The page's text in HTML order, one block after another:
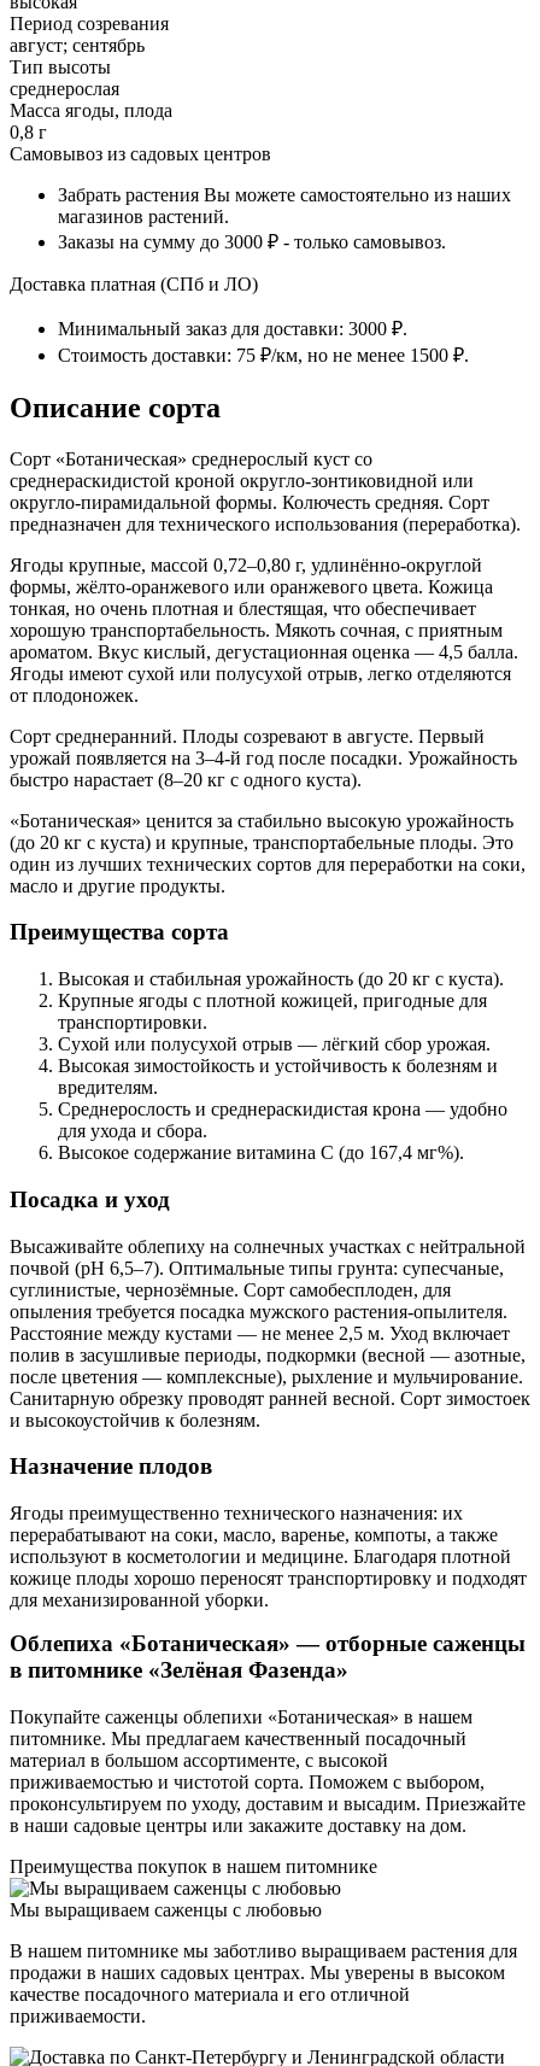
Период созревания
август; сентябрь
Тип высоты
среднерослая
Масса ягоды, плода
0,8 г
Самовывоз из садовых центров
Забрать растения Вы можете самостоятельно из наших
магазинов растений.
Заказы на сумму до 3000 ₽ - только самовывоз.
Доставка платная (СПб и ЛО)
Минимальный заказ для доставки: 3000 ₽.
Стоимость доставки: 75 ₽/км, но не менее 1500 ₽.
Описание сорта
Сорт «Ботаническая» среднерослый куст со
среднераскидистой кроной округло-зонтиковидной или
округло-пирамидальной формы. Колючесть средняя. Сорт
предназначен для технического использования (переработка).
Ягоды крупные, массой 0,72–0,80 г, удлинённо-округлой
формы, жёлто-оранжевого или оранжевого цвета. Кожица
тонкая, но очень плотная и блестящая, что обеспечивает
хорошую транспортабельность. Мякоть сочная, с приятным
ароматом. Вкус кислый, дегустационная оценка — 4,5 балла.
Ягоды имеют сухой или полусухой отрыв, легко отделяются
от плодоножек.
Сорт среднеранний. Плоды созревают в августе. Первый
урожай появляется на 3–4-й год после посадки. Урожайность
быстро нарастает (8–20 кг с одного куста).
«Ботаническая» ценится за стабильно высокую урожайность
(до 20 кг с куста) и крупные, транспортабельные плоды. Это
один из лучших технических сортов для переработки на соки,
масло и другие продукты.
Преимущества сорта
Высокая и стабильная урожайность (до 20 кг с куста).
Крупные ягоды с плотной кожицей, пригодные для
транспортировки.
Сухой или полусухой отрыв — лёгкий сбор урожая.
Высокая зимостойкость и устойчивость к болезням и
вредителям.
Среднерослость и среднераскидистая крона — удобно
для ухода и сбора.
Высокое содержание витамина С (до 167,4 мг%).
Посадка и уход
Высаживайте облепиху на солнечных участках с нейтральной
почвой (pH 6,5–7). Оптимальные типы грунта: супесчаные,
суглинистые, чернозёмные. Сорт самобесплоден, для
опыления требуется посадка мужского растения-опылителя.
Расстояние между кустами — не менее 2,5 м. Уход включает
полив в засушливые периоды, подкормки (весной — азотные,
после цветения — комплексные), рыхление и мульчирование.
Санитарную обрезку проводят ранней весной. Сорт зимостоек
и высокоустойчив к болезням.
Назначение плодов
Ягоды преимущественно технического назначения: их
перерабатывают на соки, масло, варенье, компоты, а также
используют в косметологии и медицине. Благодаря плотной
кожице плоды хорошо переносят транспортировку и подходят
для механизированной уборки.
Облепиха «Ботаническая» — отборные саженцы
в питомнике «Зелёная Фазенда»
Покупайте саженцы облепихи «Ботаническая» в нашем
питомнике. Мы предлагаем качественный посадочный
материал в большом ассортименте, с высокой
приживаемостью и чистотой сорта. Поможем с выбором,
проконсультируем по уходу, доставим и высадим. Приезжайте
в наши садовые центры или закажите доставку на дом.
Преимущества покупок в нашем питомнике
Мы выращиваем саженцы с любовью
В нашем питомнике мы заботливо выращиваем растения для
продажи в наших садовых центрах. Мы уверены в высоком
качестве посадочного материала и его отличной
приживаемости.